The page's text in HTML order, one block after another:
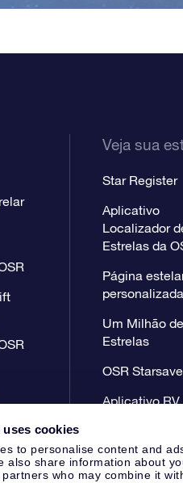
cookies
to personalise content and
also share information about
who may combine it
Veja sua
Star Register
Aplicativo
Localizador
Estrelas da
Página
personalizada
Um Milhão de
Estrelas
OSR
Aplicativo RV